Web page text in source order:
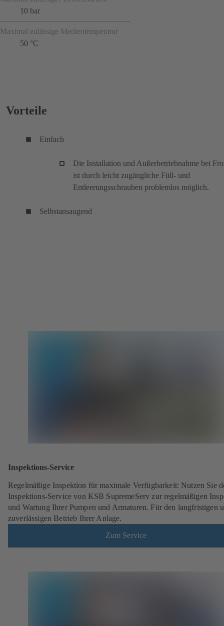
10 bar
Maximal zulässige Medientemperatur
50 °C
Vorteile
Einfach
Die Installation und Außerbetriebnahme bei
ist durch leicht zugängliche Füll- und
Entleerungsschrauben problemlos möglich.
Selbstansaugend
Inspektions-Service
Regelmäßige Inspektion für maximale Verfügbarkeit: Nutzen Sie
Inspektions-Service von KSB SupremeServ zur regelmäßigen
und Wartung Ihrer Pumpen und Armaturen. Für den langfristigen
zuverlässigen Betrieb Ihrer Anlage.
Zum Service